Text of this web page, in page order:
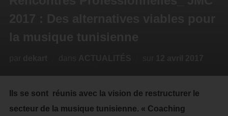
Ils se sont réunis avec la vision de restructurer le
secteur de la musique tunisienne. « Coaching